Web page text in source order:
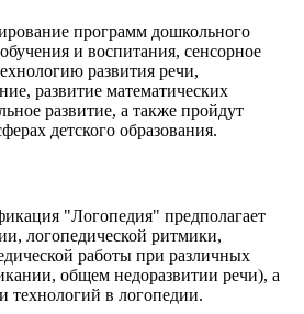
программ дошкольного
и воспитания, сенсорное
развития речи,
развитие математических
развитие, а также пройдут
детского образования.
"Логопедия" предполагает
логопедической ритмики,
работы при различных
общем недоразвитии речи), а
технологий в логопедии.